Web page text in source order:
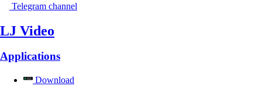
Telegram channel
LJ Video
Applications
Download